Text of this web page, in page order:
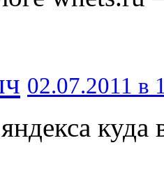
02.07.2011 в